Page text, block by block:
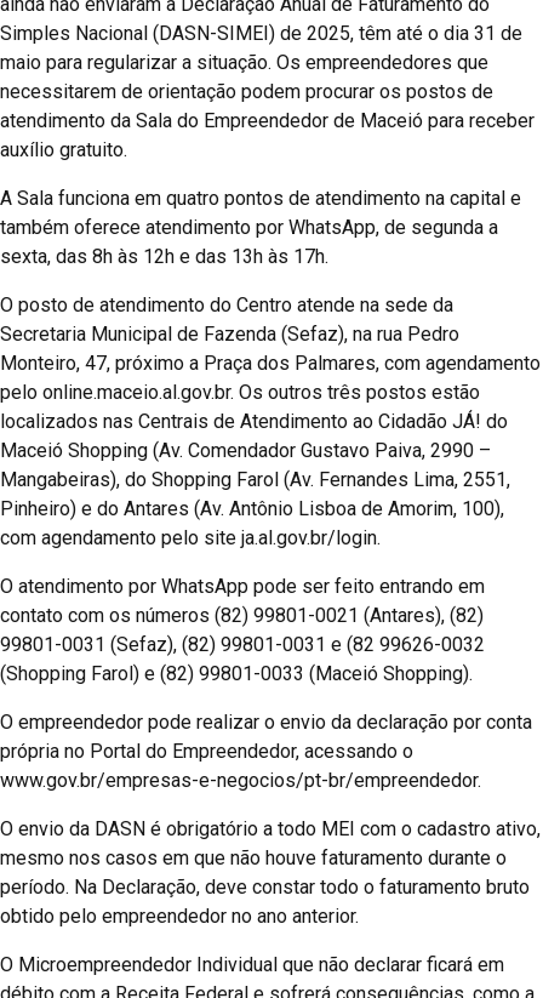
Simples Nacional (DASN-SIMEI) de 2025, têm até o dia 31 de
maio para regularizar a situação. Os empreendedores que
necessitarem de orientação podem procurar os postos de
atendimento da Sala do Empreendedor de Maceió para receber
auxílio gratuito.
A Sala funciona em quatro pontos de atendimento na capital e
também oferece atendimento por WhatsApp, de segunda a
sexta, das 8h às 12h e das 13h às 17h.
O posto de atendimento do Centro atende na sede da
Secretaria Municipal de Fazenda (Sefaz), na rua Pedro
Monteiro, 47, próximo a Praça dos Palmares, com agendamento
pelo online.maceio.al.gov.br. Os outros três postos estão
localizados nas Centrais de Atendimento ao Cidadão JÁ! do
Maceió Shopping (Av. Comendador Gustavo Paiva, 2990 –
Mangabeiras), do Shopping Farol (Av. Fernandes Lima, 2551,
Pinheiro) e do Antares (Av. Antônio Lisboa de Amorim, 100),
com agendamento pelo site ja.al.gov.br/login.
O atendimento por WhatsApp pode ser feito entrando em
contato com os números (82) 99801-0021 (Antares), (82)
99801-0031 (Sefaz), (82) 99801-0031 e (82 99626-0032
(Shopping Farol) e (82) 99801-0033 (Maceió Shopping).
O empreendedor pode realizar o envio da declaração por conta
própria no Portal do Empreendedor, acessando o
www.gov.br/empresas-e-negocios/pt-br/empreendedor.
O envio da DASN é obrigatório a todo MEI com o cadastro ativo,
mesmo nos casos em que não houve faturamento durante o
período. Na Declaração, deve constar todo o faturamento bruto
obtido pelo empreendedor no ano anterior.
O Microempreendedor Individual que não declarar ficará em
débito com a Receita Federal e sofrerá consequências, como a